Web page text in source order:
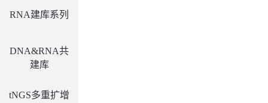
RNA建库系列
DNA&RNA共
建库
tNGS多重扩增